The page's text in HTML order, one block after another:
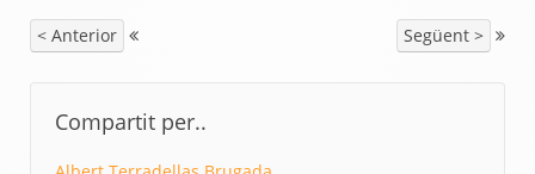
< Anterior Següent >
Compartit per..